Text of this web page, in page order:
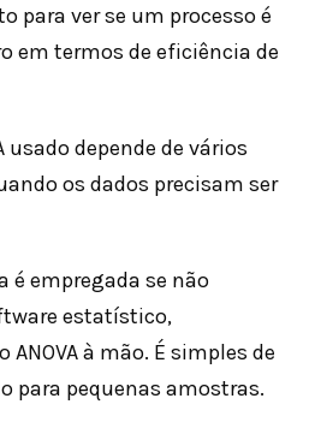
para ver se um processo é
em termos de eficiência de
usado depende de vários
os dados precisam ser
é empregada se não
estatístico,
à mão. É simples de
para pequenas amostras.